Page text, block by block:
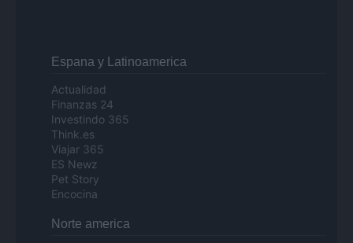
Espana y Latinoamerica
Actualidad
Finanzas 24
Investindo 365
Think.es
Viajar 365
ES Newz
Pet Story
Encocina
Norte america